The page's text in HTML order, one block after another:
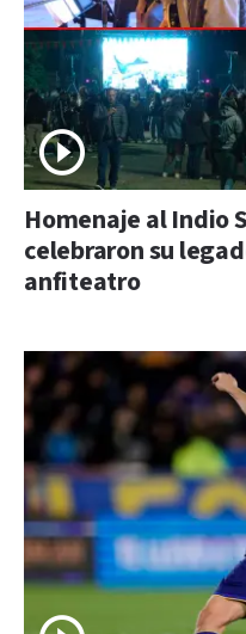
Homenaje al Indio
celebraron su
anfiteatro